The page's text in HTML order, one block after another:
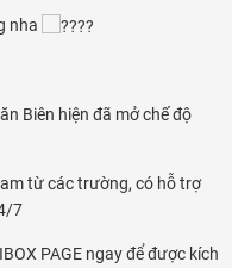
nha
Biên hiện đã mở chế độ
từ các trường, có hỗ trợ
7
PAGE ngay để được kích